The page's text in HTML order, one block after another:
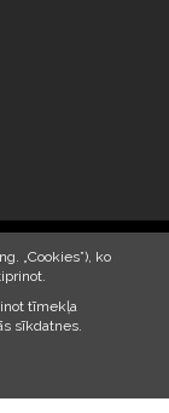
„Cookies”), ko
tīmekļa
sīkdatnes.